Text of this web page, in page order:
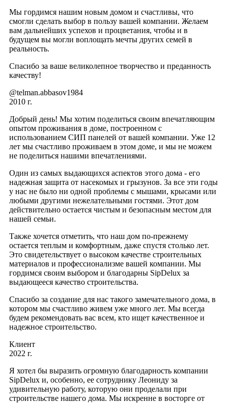
Мы гордимся нашим новым домом и счастливы, что
смогли сделать выбор в пользу вашей компании. Желаем
вам дальнейших успехов и процветания, чтобы и в
будущем вы могли воплощать мечты других семей в
реальность.
Спасибо за ваше великолепное творчество и преданность
качеству!
@telman.abbasov1984
2010 г.
Добрый день! Мы хотим поделиться своим впечатляющим
опытом проживания в доме, построенном с
использованием СИП панелей от вашей компании. Уже 12
лет мы счастливо проживаем в этом доме, и мы не можем
не поделиться нашими впечатлениями.
Один из самых выдающихся аспектов этого дома - его
надежная защита от насекомых и грызунов. За все эти годы
у нас не было ни одной проблемы с мышами, крысами или
любыми другими нежелательными гостями. Этот дом
действительно остается чистым и безопасным местом для
нашей семьи.
Также хочется отметить, что наш дом по-прежнему
остается теплым и комфортным, даже спустя столько лет.
Это свидетельствует о высоком качестве строительных
материалов и профессионализме вашей компании. Мы
гордимся своим выбором и благодарны SipDelux за
выдающееся качество строительства.
Спасибо за создание для нас такого замечательного дома, в
котором мы счастливо живем уже много лет. Мы всегда
будем рекомендовать вас всем, кто ищет качественное и
надежное строительство.
Клиент
2022 г.
Я хотел бы выразить огромную благодарность компании
SipDelux и, особенно, ее сотруднику Леониду за
удивительную работу, которую они проделали при
строительстве нашего дома. Мы искренне в восторге от